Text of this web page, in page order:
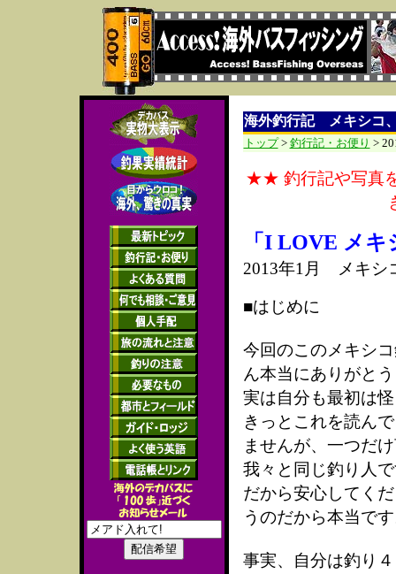
海外釣行記 メキシコ
トップ> 釣行記・お便り >
★★ 釣行記や写真
「I LOVE メキ
2013年1月 メキシ
■はじめに
今回のこのメキシ
ん本当にありがと
実は自分も最初は
きっとこれを読ん
ませんが、一つだ
我々と同じ釣り人
だから安心してく
うのだから本当で
事実、自分は釣り